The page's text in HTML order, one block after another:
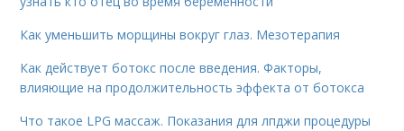
Как уменьшить морщины вокруг глаз. Мезотерапия
Как действует ботокс после введения. Факторы,
влияющие на продолжительность эффекта от ботокса
Что такое LPG массаж. Показания для лпджи процедуры